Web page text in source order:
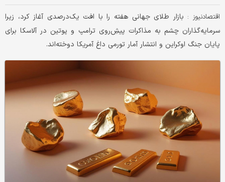
اقتصادنیوز : بازار طلای جهانی هفته را با افت یک‌درصدی آغاز کرد، زیرا
سرمایه‌گذاران چشم به مذاکرات پیشِ‌روی ترامپ و پوتین در آلاسکا برای
پایان جنگ اوکراین و انتشار آمار تورمی داغ آمریکا دوخته‌اند.